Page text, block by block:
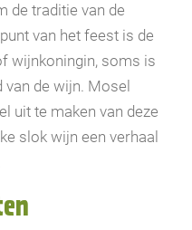
de traditie van de
van het feest is de
wijnkoningin, soms is
van de wijn. Mosel
uit te maken van deze
slok wijn een verhaal